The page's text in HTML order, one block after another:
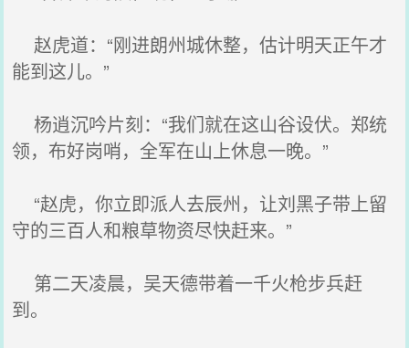
赵虎道：“刚进朗州城休整，估计明天正午才
能到这儿。”
杨逍沉吟片刻：“我们就在这山谷设伏。郑统
领，布好岗哨，全军在山上休息一晚。”
“赵虎，你立即派人去辰州，让刘黑子带上留
守的三百人和粮草物资尽快赶来。”
第二天凌晨，吴天德带着一千火枪步兵赶
到。